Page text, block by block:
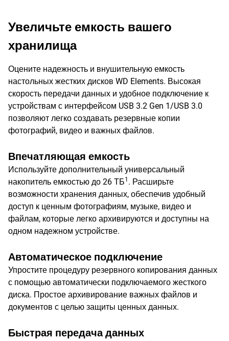
Увеличьте емкость вашего
хранилища
Оцените надежность и внушительную емкость
настольных жестких дисков WD Elements. Высокая
скорость передачи данных и удобное подключение к
устройствам с интерфейсом USB 3.2 Gen 1/USB 3.0
позволяют легко создавать резервные копии
фотографий, видео и важных файлов.
Впечатляющая емкость
Используйте дополнительный универсальный
накопитель емкостью до 26 ТБ1 . Расширьте
возможности хранения данных, обеспечив удобный
доступ к ценным фотографиям, музыке, видео и
файлам, которые легко архивируются и доступны на
одном надежном устройстве.
Автоматическое подключение
Упростите процедуру резервного копирования данных
с помощью автоматически подключаемого жесткого
диска. Простое архивирование важных файлов и
документов с целью защиты ценных данных.
Быстрая передача данных